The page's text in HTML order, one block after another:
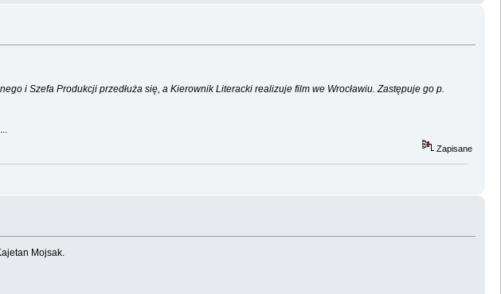
i Szefa Produkcji przedłuża się, a Kierownik Literacki realizuje film we Wrocławiu. Zastępuje go p.
Zapisane
Mojsak.